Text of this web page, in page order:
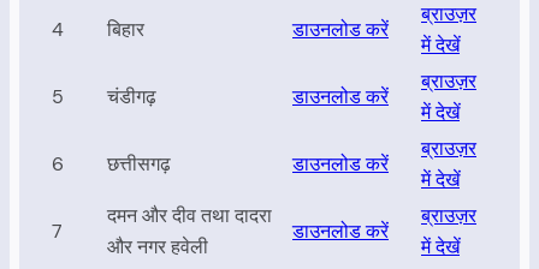
4 बिहार डाउनलोड करें
ब्राउज़र
में देखें
5 चंडीगढ़ डाउनलोड करें
ब्राउज़र
में देखें
6 छत्तीसगढ़ डाउनलोड करें
ब्राउज़र
में देखें
7
दमन और दीव तथा दादरा
और नगर हवेली
डाउनलोड करें
ब्राउज़र
में देखें